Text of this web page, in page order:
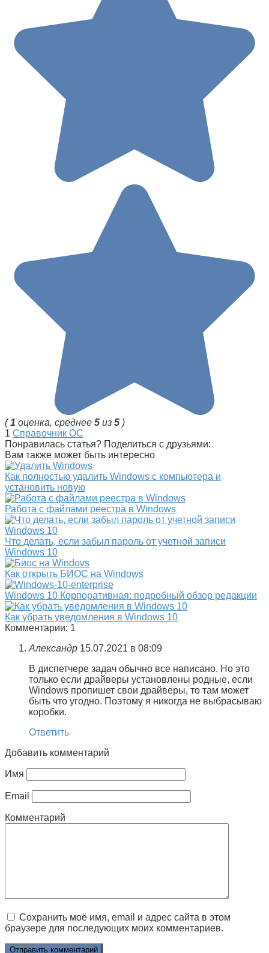
(1 оценка, среднее 5 из 5 )
1 Справочник ОС
Понравилась статья? Поделиться с друзьями:
Вам также может быть интересно
Как полностью удалить Windows с компьютера и
установить новую
Работа с файлами реестра в Windows
Что делать, если забыл пароль от учетной записи
Windows 10
Как открыть БИОС на Windows
Windows 10 Корпоративная: подробный обзор редакции
Как убрать уведомления в Windows 10
Комментарии: 1
Александр 15.07.2021 в 08:09
В диспетчере задач обычно все написано. Но это
только если драйверы установлены родные, если
Windows пропишет свои драйверы, то там может
быть что угодно. Поэтому я никогда не выбрасываю
коробки.
Ответить
Добавить комментарий
Имя
Email
Комментарий
Сохранить моё имя, email и адрес сайта в этом
браузере для последующих моих комментариев.